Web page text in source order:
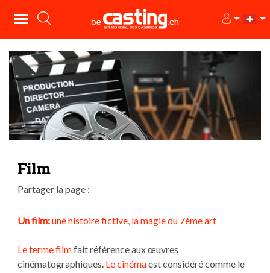
Film
Partager la page :
Un film:une histoire fictive, la magie du 7ème art
Le terme filmfait référence aux œuvres
cinématographiques. Le cinémaest considéré comme le